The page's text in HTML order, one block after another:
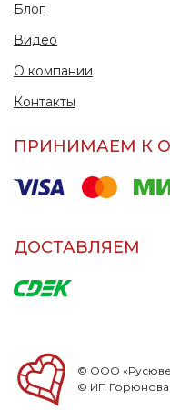
Блог
Видео
О компании
Контакты
ПРИНИМАЕМ К
ДОСТАВЛЯЕМ
© ООО
© ИП Горюнова